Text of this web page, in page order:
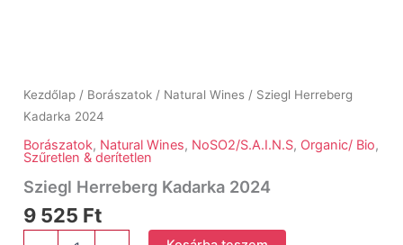
Kezdőlap / Borászatok / Natural Wines / Sziegl Herreberg
Kadarka 2024
Borászatok, Natural Wines, NoSO2/S.A.I.N.S, Organic/ Bio,
Szűretlen & derítetlen
Sziegl Herreberg Kadarka 2024
9 525 Ft